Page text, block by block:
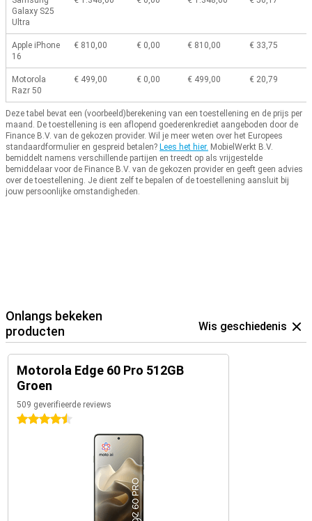
Galaxy S25
Ultra
Apple iPhone
16
€ 810,00 € 0,00 € 810,00 € 33,75
Motorola
Razr 50
€ 499,00 € 0,00 € 499,00 € 20,79
Deze tabel bevat een (voorbeeld)berekening van een toestellening en de prijs per
maand. De toestellening is een aflopend goederenkrediet aangeboden door de
Finance B.V. van de gekozen provider. Wil je meer weten over het Europees
standaardformulier en gespreid betalen? Lees het hier. MobielWerkt B.V.
bemiddelt namens verschillende partijen en treedt op als vrijgestelde
bemiddelaar voor de Finance B.V. van de gekozen provider en geeft geen advies
over de toestellening. Je dient zelf te bepalen of de toestellening aansluit bij
jouw persoonlijke omstandigheden.
Onlangs bekeken
producten
Wis geschiedenis
Motorola Edge 60 Pro 512GB
Groen
509 geverifieerde reviews
4.5 sterren